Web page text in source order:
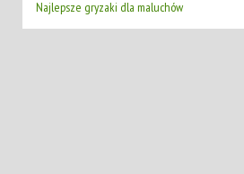
Najlepsze gryzaki dla maluchów